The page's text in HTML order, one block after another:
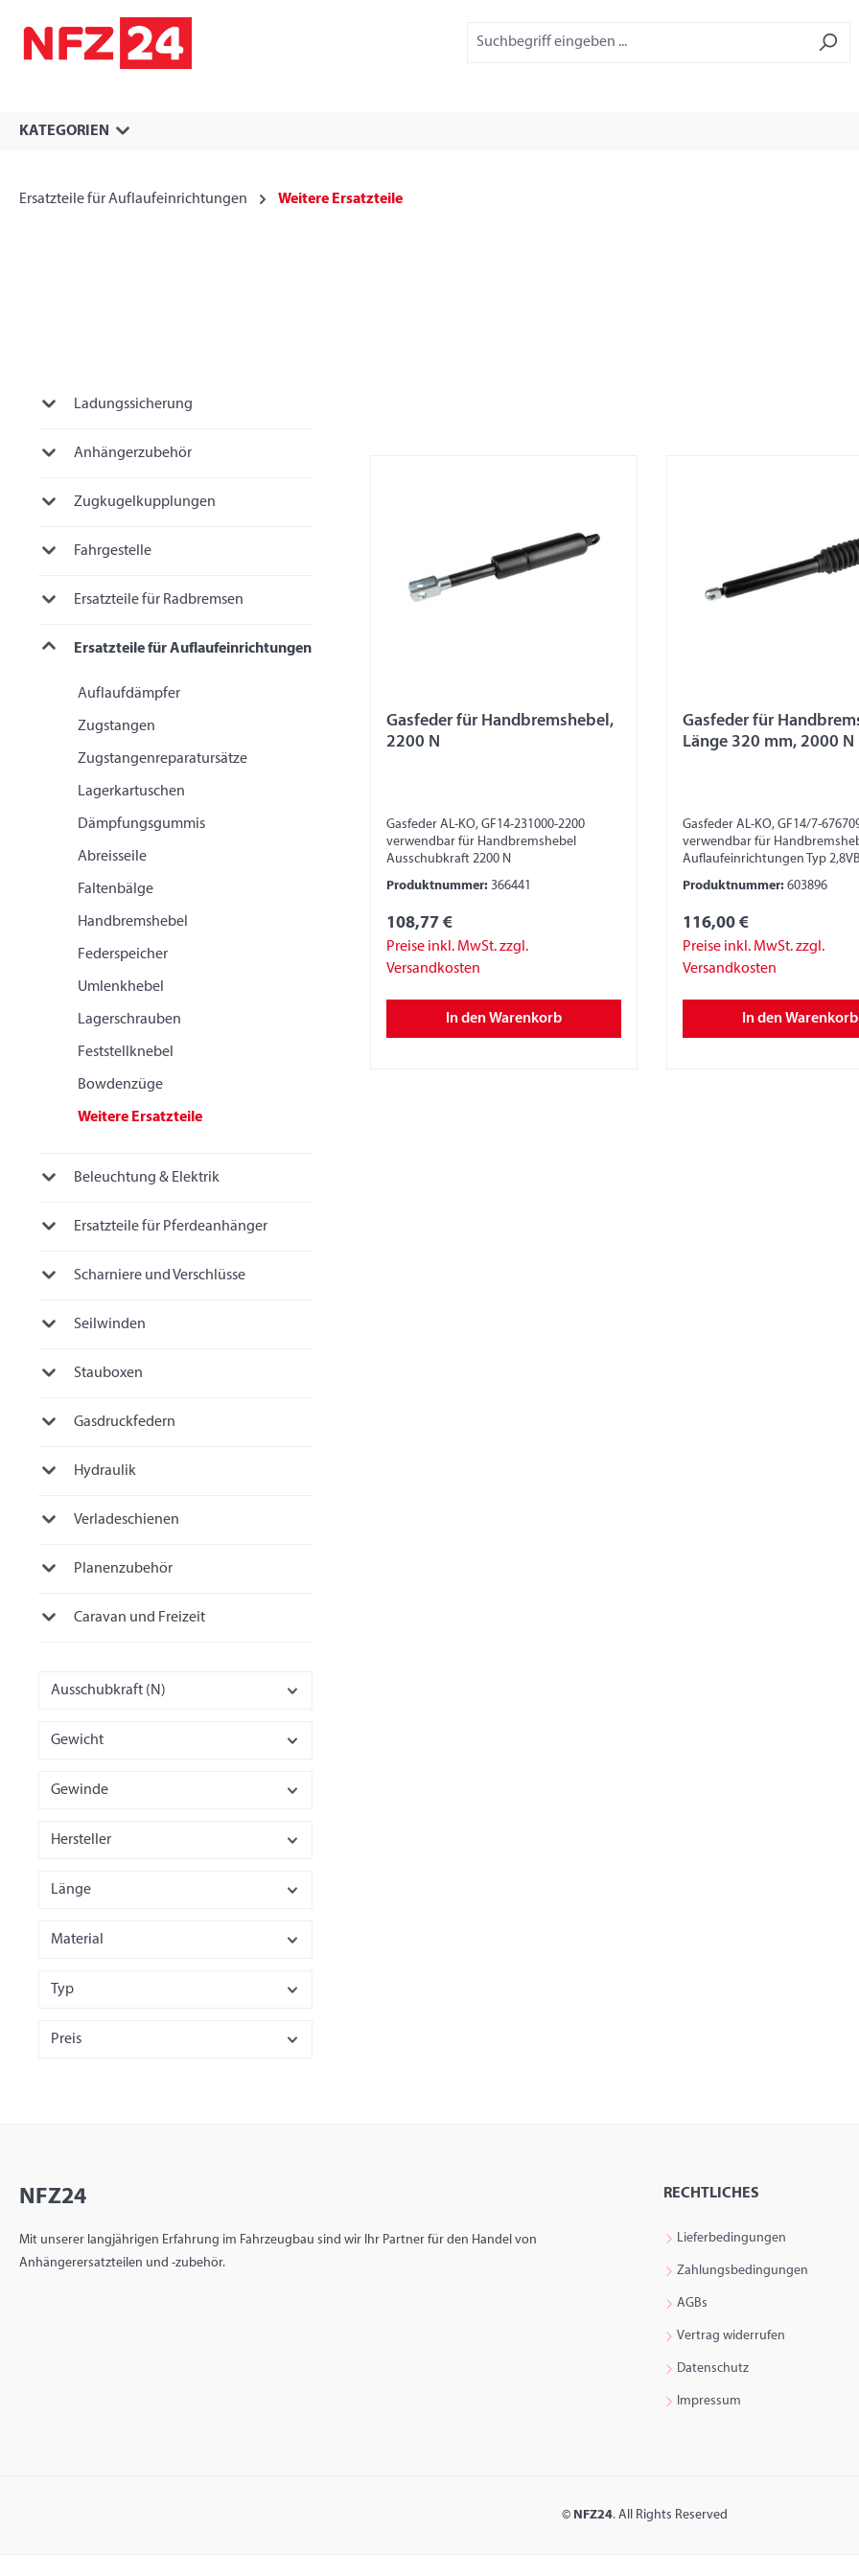
Zur Hauptnavigation springen
KATEGORIEN
Ersatzteile für Auflaufeinrichtungen Weitere Ersatzteile
Ladungssicherung
Anhängerzubehör
Zugkugelkupplungen
Fahrgestelle
Ersatzteile für Radbremsen
Ersatzteile für Auflaufeinrichtungen
Auflaufdämpfer
Zugstangen
Zugstangenreparatursätze
Lagerkartuschen
Dämpfungsgummis
Abreisseile
Faltenbälge
Handbremshebel
Federspeicher
Umlenkhebel
Lagerschrauben
Feststellknebel
Bowdenzüge
Weitere Ersatzteile
Beleuchtung & Elektrik
Ersatzteile für Pferdeanhänger
Scharniere und Verschlüsse
Seilwinden
Stauboxen
Gasdruckfedern
Hydraulik
Verladeschienen
Planenzubehör
Caravan und Freizeit
Ausschubkraft (N)
Gewicht
Gewinde
Hersteller
Länge
Material
Typ
Preis
Gasfeder für Handbremshebel,
2200 N
Gasfeder AL-KO, GF14-231000-2200
verwendbar für Handbremshebel
Ausschubkraft 2200 N
Produktnummer: 366441
108,77 €
Preise inkl. MwSt. zzgl.
Versandkosten
In den Warenkorb
Gasfeder für
Länge 320 mm, 2000 N
Gasfeder AL-KO, GF14/7-
verwendbar für
Auflaufeinrichtungen Typ
320 mm Ausschubkraft 2000 N
Produktnummer: 603896
116,00 €
Preise inkl. MwSt. zzgl.
Versandkosten
In den Warenkorb
NFZ24
Mit unserer langjährigen Erfahrung im Fahrzeugbau sind wir Ihr Partner für den Handel von
Anhängerersatzteilen und -zubehör.
RECHTLICHES
Lieferbedingungen
Zahlungsbedingungen
AGBs
Vertrag widerrufen
Datenschutz
Impressum
© NFZ24. All Rights Reserved